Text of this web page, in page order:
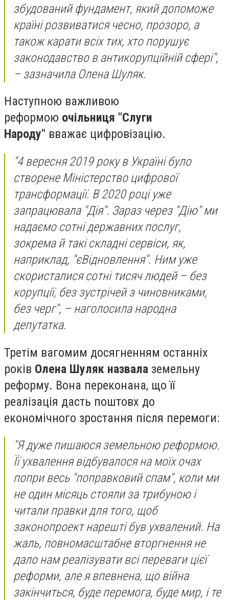
збудований фундамент, який допоможе
країні розвиватися чесно, прозоро, а
також карати всіх тих, хто порушує
законодавство в антикорупційній сфері",
– зазначила Олена Шуляк.
Наступною важливою
реформою очільниця "Слуги
Народу" вважає цифровізацію.
"4 вересня 2019 року в Україні було
створене Міністерство цифрової
трансформації. В 2020 році уже
запрацювала "Дія". Зараз через "Дію" ми
надаємо сотні державних послуг,
зокрема й такі складні сервіси, як,
наприклад, "єВідновлення". Ним уже
скористалися сотні тисяч людей – без
корупції, без зустрічей з чиновниками,
без черг", – наголосила народна
депутатка.
Третім вагомим досягненням останніх
років Олена Шуляк назвала земельну
реформу. Вона переконана, що її
реалізація дасть поштовх до
економічного зростання після перемоги:
"Я дуже пишаюся земельною реформою.
Її ухвалення відбувалося на моїх очах
попри весь "поправковий спам", коли ми
не один місяць стояли за трибуною і
читали правки для того, щоб
законопроект нарешті був ухвалений. На
жаль, повномасштабне вторгнення не
дало нам реалізувати всі переваги цієї
реформи, але я впевнена, що війна
закінчиться, буде перемога, буде мир, і те